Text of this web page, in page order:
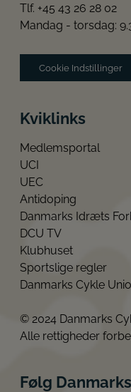
Tlf. +45 43 26 28 02
Mandag - torsdag:
Cookie Indstillinger
Kviklinks
Medlemsportal
UCI
UEC
Antidoping
Danmarks Idræts
DCU TV
Klubhuset
Sportslige regler
Danmarks Cykle
© 2024 Danmarks
Alle rettigheder
Følg